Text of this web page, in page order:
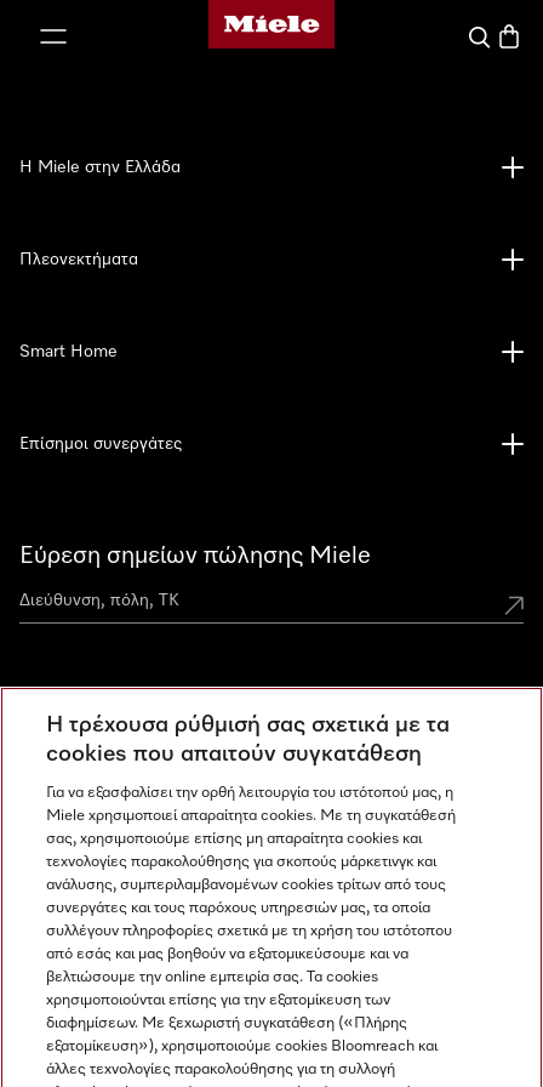
Αρχική σελίδα της Miele
Εύρεση σημείων πώλησης Miele
Ανακαλύψτε τα Miele Experience Center
Newsletter
Η Miele στην Ελλάδα
Πλεονεκτήματα
Smart Home
Επίσημοι συνεργάτες
Miele στο Instagram
Miele στο Facebook
Miele στο Youtube
Η τρέχουσα ρύθμισή σας σχετικά με τα
cookies που απαιτούν συγκατάθεση
Για να εξασφαλίσει την ορθή λειτουργία του ιστότοπού μας, η
Miele χρησιμοποιεί απαραίτητα cookies. Με τη συγκατάθεσή
σας, χρησιμοποιούμε επίσης μη απαραίτητα cookies και
τεχνολογίες παρακολούθησης για σκοπούς μάρκετινγκ και
ανάλυσης, συμπεριλαμβανομένων cookies τρίτων από τους
συνεργάτες και τους παρόχους υπηρεσιών μας, τα οποία
συλλέγουν πληροφορίες σχετικά με τη χρήση του ιστότοπου
από εσάς και μας βοηθούν να εξατομικεύσουμε και να
βελτιώσουμε την online εμπειρία σας. Τα cookies
χρησιμοποιούνται επίσης για την εξατομίκευση των
διαφημίσεων. Με ξεχωριστή συγκατάθεση («Πλήρης
εξατομίκευση»), χρησιμοποιούμε cookies Bloomreach και
άλλες τεχνολογίες παρακολούθησης για τη συλλογή